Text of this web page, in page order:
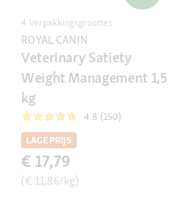
4 Verpakkingsgroottes
ROYAL CANIN
Veterinary Satiety
Weight Management 1,5
kg
4.8 (150)
LAGE PRIJS
€ 17,79
(€ 11,86/kg)